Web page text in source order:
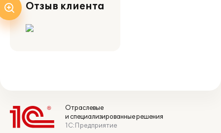
Отзыв клиента
Отраслевые
и специализированные решения
1С:Предприятие